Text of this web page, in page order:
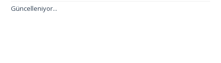
Güncelleniyor...